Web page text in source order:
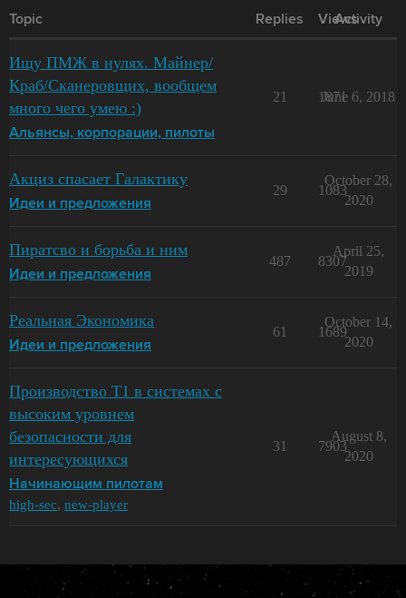
Topic Replies Views
Activity
Ищу ПМЖ в нулях. Майнер/
Краб/Сканеровщих, вообщем
много чего умею :)
Альянсы, корпорации, пилоты
21 1871
June 6, 2018
Акциз спасает Галактику
Идеи и предложения
29 1083
October 28,
2020
Пиратсво и борьба и ним
Идеи и предложения
487 8307
April 25,
2019
Реальная Экономика
Идеи и предложения
61 1689
October 14,
2020
Производство T1 в системах с
высоким уровнем
безопасности для
интересующихся
Начинающим пилотам
high-sec, new-player
31 7903
August 8,
2020